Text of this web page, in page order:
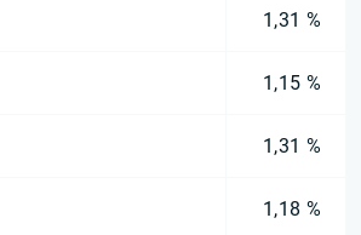
1,31 %
1,15 %
1,31 %
1,18 %